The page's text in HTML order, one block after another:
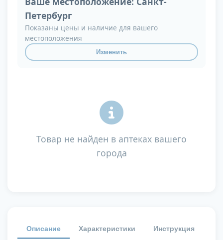
Петербург
Показаны цены и наличие для вашего
местоположения
Изменить
Товар не найден в аптеках вашего
города
Описание Характеристики Инструкция